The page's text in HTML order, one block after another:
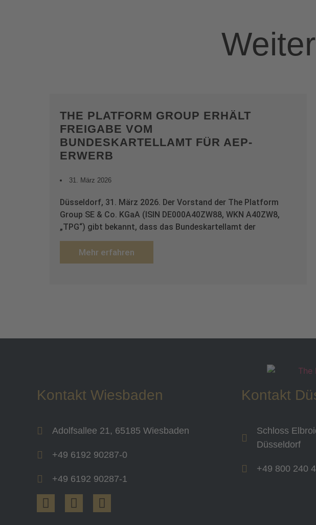
THE PLATFORM GROUP ERHÄLT
FREIGABE VOM
BUNDESKARTELLAMT FÜR AEP-
ERWERB
31. März 2026
Düsseldorf, 31. März 2026. Der Vorstand der The Platform
Group SE & Co. KGaA (ISIN DE000A40ZW88, WKN A40ZW8,
„TPG“) gibt bekannt, dass das Bundeskartellamt der
Mehr erfahren
Kontakt Wiesbaden
Adolfsallee 21, 65185 Wiesbaden
+49 6192 90287-0
+49 6192 90287-1
Kontakt
Schloss
Düsseldorf
+49 800 240